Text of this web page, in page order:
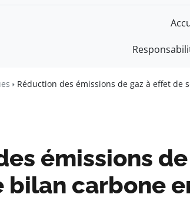
Réduction des émissions de gaz à effet
émissions
bilan carbone